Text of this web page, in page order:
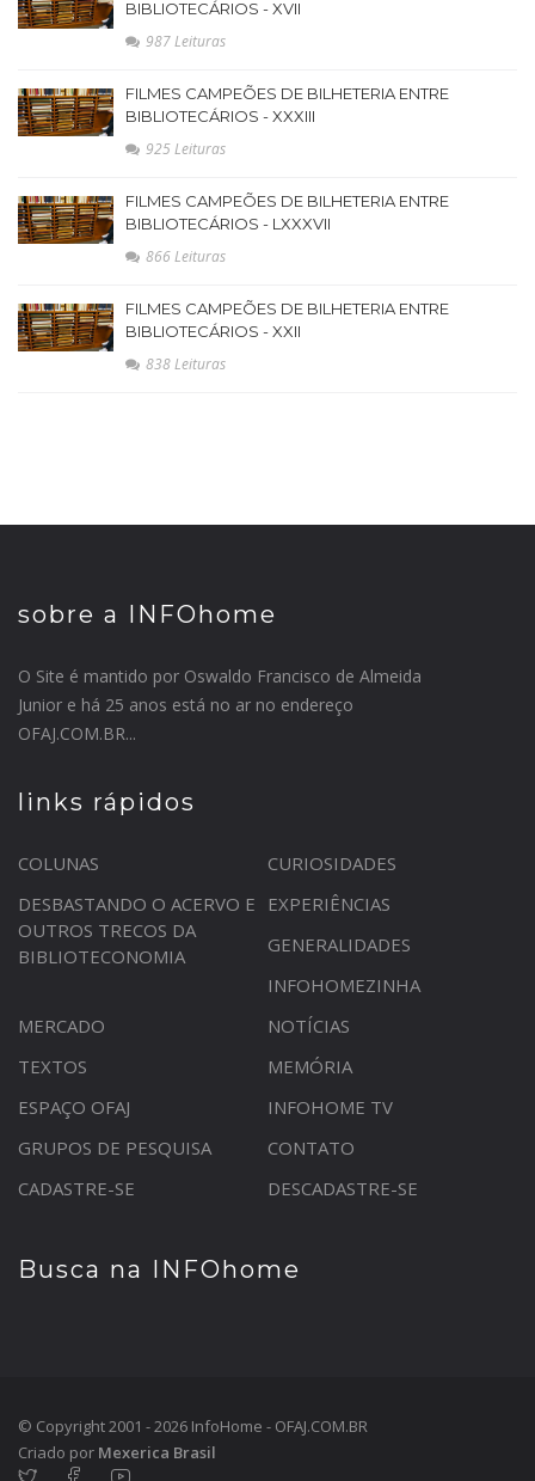
BIBLIOTECÁRIOS - XVII
987 Leituras
FILMES CAMPEÕES DE BILHETERIA ENTRE
BIBLIOTECÁRIOS - XXXIII
925 Leituras
FILMES CAMPEÕES DE BILHETERIA ENTRE
BIBLIOTECÁRIOS - LXXXVII
866 Leituras
FILMES CAMPEÕES DE BILHETERIA ENTRE
BIBLIOTECÁRIOS - XXII
838 Leituras
sobre a INFOhome
O Site é mantido por Oswaldo Francisco de Almeida
Junior e há 25 anos está no ar no endereço
OFAJ.COM.BR...
links rápidos
COLUNAS
CURIOSIDADES
DESBASTANDO O ACERVO E
OUTROS TRECOS DA
BIBLIOTECONOMIA
EXPERIÊNCIAS
GENERALIDADES
INFOHOMEZINHA
MERCADO
NOTÍCIAS
TEXTOS
MEMÓRIA
ESPAÇO OFAJ
INFOHOME TV
GRUPOS DE PESQUISA
CONTATO
CADASTRE-SE
DESCADASTRE-SE
Busca na INFOhome
© Copyright 2001 - 2026 InfoHome - OFAJ.COM.BR
Criado por Mexerica Brasil